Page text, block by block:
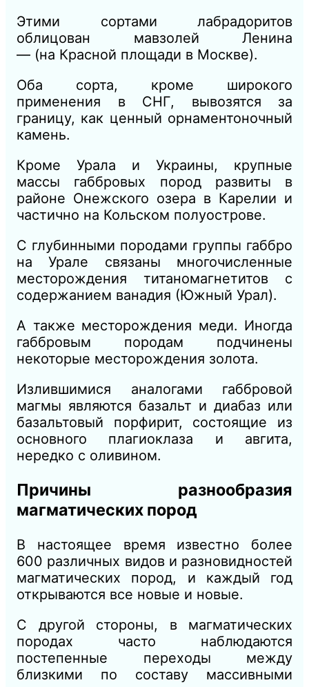
Этими сортами лабрадоритов
облицован мавзолей Ленина
— (на Красной площади в Москве).
Оба сорта, кроме широкого
применения в СНГ, вывозятся за
границу, как ценный орнаментоночный
камень.
Кроме Урала и Украины, крупные
массы габбровых пород развиты в
районе Онежского озера в Карелии и
частично на Кольском полуострове.
С глубинными породами группы габбро
на Урале связаны многочисленные
месторождения титаномагнетитов с
содержанием ванадия (Южный Урал).
А также месторождения меди. Иногда
габбровым породам подчинены
некоторые месторождения золота.
Излившимися аналогами габбровой
магмы являются базальт и диабаз или
базальтовый порфирит, состоящие из
основного плагиоклаза и авгита,
нередко с оливином.
Причины разнообразия
магматических пород
В настоящее время известно более
600 различных видов и разновидностей
магматических пород, и каждый год
открываются все новые и новые.
С другой стороны, в магматических
породах часто наблюдаются
постепенные переходы между
близкими по составу массивными